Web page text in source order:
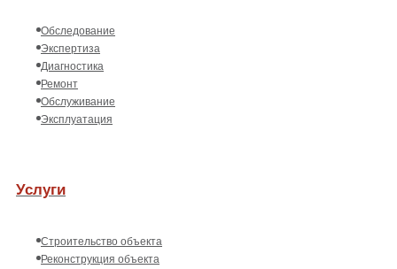
Обследование
Экспертиза
Диагностика
Ремонт
Обслуживание
Эксплуатация
Услуги
Строительство объекта
Реконструкция объекта